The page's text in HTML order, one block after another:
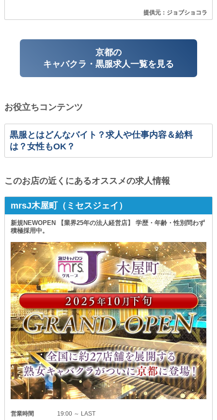
提供元：ジョブショコラ
京都の
キャバクラ・黒服求人一覧を見る
お役立ちコンテンツ
黒服とはどんなバイト？求人や仕事内容＆給料
は？女性もOK？
このお店の近くにあるオススメの求人情報
mrsJ木屋町（ミセスジェイ）
新規NEWOPEN 【業界25年の法人経営店】 学歴・年齢・性別問わず
積極採用中。
営業時間
19:00 ～ LAST